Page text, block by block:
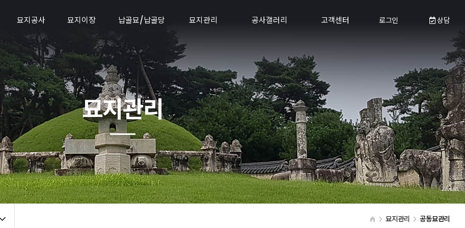
묘지공사
묘지공사
사초공사
평장묘
석물석재란
축대공사
묘지조경공사
무연묘공사
묘지이장
묘지이장절차
개장/화장공사
국가유공자
무연묘공사
종중이장
개인묘이장
풍수지리
납골묘/납골당
납골묘시공절차
납골묘종류
납골당조성공사
납골당안내
납골함
분양중인공원묘지
묘지관리
공동묘관리
벌초대행
벌초공사갤러리
공사갤러리
묘지공사갤러리
사초공사갤러리
평장묘공사갤러리
납골묘공사갤러리
묘지이장공사갤러리
개장후화장공사갤러리
석물석재/물품 갤러리
묘지관리갤러리
고객센터
이장하기좋은날
온라인문의
유튜브
로그인 상담
묘지관리 공동묘관리
묘지관리